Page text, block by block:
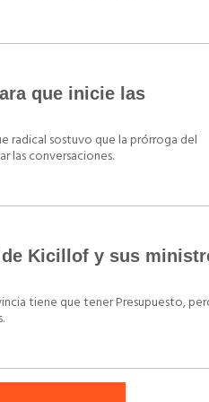
que inicie las
radical sostuvo que la prórroga del
las conversaciones.
Kicillof y sus
tiene que tener Presupuesto,